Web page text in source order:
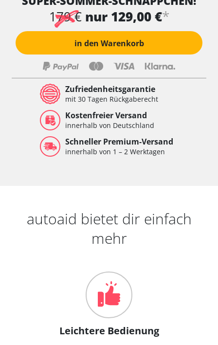
179 € nur 129,00 €*
in den Warenkorb
Zufriedenheitsgarantie
mit 30 Tagen Rückgaberecht
Kostenfreier Versand
innerhalb von Deutschland
Schneller Premium-Versand
innerhalb von 1 – 2 Werktagen
autoaid bietet dir einfach
mehr
Leichtere Bedienung